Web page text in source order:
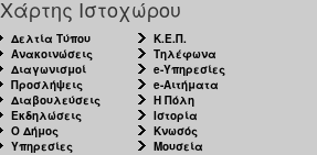
Χάρτης Ιστοχώρου
Δελτία Τύπου
Ανακοινώσεις
Διαγωνισμοί
Προσλήψεις
Διαβουλεύσεις
Εκδηλώσεις
Ο Δήμος
Υπηρεσίες
Κ.Ε.Π.
Τηλέφωνα
e-Υπηρεσίες
e-Αιτήματα
Η Πόλη
Ιστορία
Κνωσός
Μουσεία